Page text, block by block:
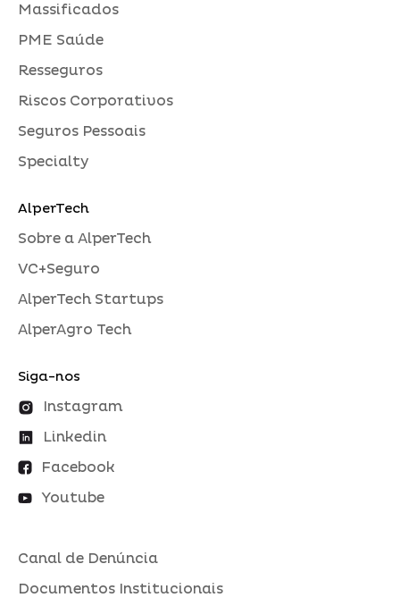
Massificados
PME Saúde
Resseguros
Riscos Corporativos
Seguros Pessoais
Specialty
AlperTech
Sobre a AlperTech
VC+Seguro
AlperTech Startups
AlperAgro Tech
Siga-nos
Instagram
Linkedin
Facebook
Youtube
Canal de Denúncia
Documentos Institucionais